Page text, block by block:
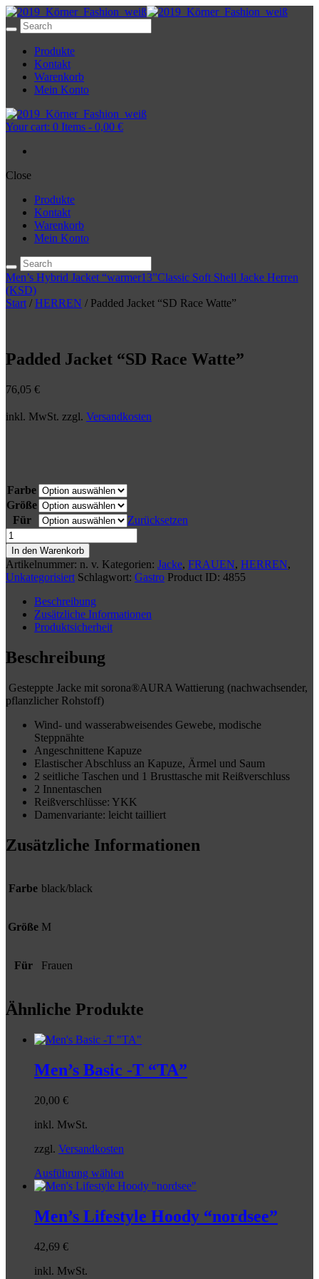
Produkte
Kontakt
Warenkorb
Mein Konto
Your cart: 0 Items - 0,00 €
Close
Produkte
Kontakt
Warenkorb
Mein Konto
Men’s Hybrid Jacket “warmer13”Classic Soft Shell Jacke Herren
(KSD)
Start / HERREN / Padded Jacket “SD Race Watte”
Padded Jacket “SD Race Watte”
76,05 €
inkl. MwSt. zzgl. Versandkosten
Farbe
Größe
Für
Zurücksetzen
Padded
Jacket
"SD
Race
Watte"
Menge
In den Warenkorb
Artikelnummer: n. v. Kategorien: Jacke, FRAUEN, HERREN,
Unkategorisiert Schlagwort: Gastro Product ID: 4855
Beschreibung
Zusätzliche Informationen
Produktsicherheit
Beschreibung
Gesteppte Jacke mit sorona®AURA Wattierung (nachwachsender,
pflanzlicher Rohstoff)
Wind- und wasserabweisendes Gewebe, modische
Steppnähte
Angeschnittene Kapuze
Elastischer Abschluss an Kapuze, Ärmel und Saum
2 seitliche Taschen und 1 Brusttasche mit Reißverschluss
2 Innentaschen
Reißverschlüsse: YKK
Damenvariante: leicht tailliert
Zusätzliche Informationen
Farbe black/black
Größe M
Für Frauen
Ähnliche Produkte
Men’s Basic -T “TA”
20,00 €
inkl. MwSt.
zzgl. Versandkosten
Ausführung wählen
Produkt
mehrere
Varianten
Men’s Lifestyle Hoody “nordsee”
42,69 €
inkl. MwSt.